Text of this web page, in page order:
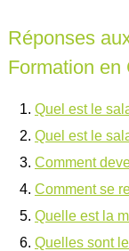
Réponses
Formation en
Quel est le
Quel est le
Comment
Comment se
Quelle est la
Quelles sont